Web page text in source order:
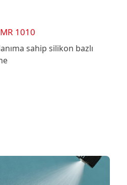
1010
sahip silikon bazlı